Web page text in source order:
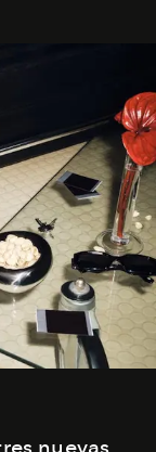
nuevas